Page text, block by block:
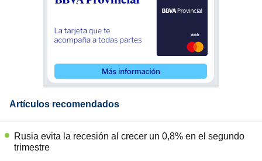
Artículos recomendados
Rusia evita la recesión al crecer un 0,8% en el segundo
trimestre